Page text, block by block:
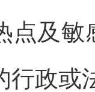
点及
行政或